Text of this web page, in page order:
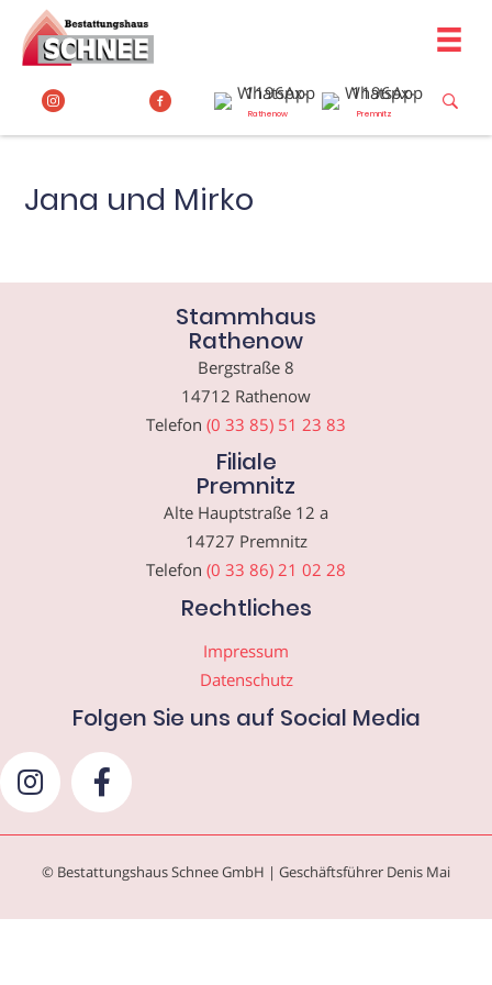
Inhalt
springen
Rathenow Premnitz
Jana und Mirko
Stammhaus
Rathenow
Bergstraße 8
14712 Rathenow
Telefon (0 33 85) 51 23 83
Filiale
Premnitz
Alte Hauptstraße 12 a
14727 Premnitz
Telefon (0 33 86) 21 02 28
Rechtliches
Impressum
Datenschutz
Folgen Sie uns auf Social Media
© Bestattungshaus Schnee GmbH | Geschäftsführer Denis Mai